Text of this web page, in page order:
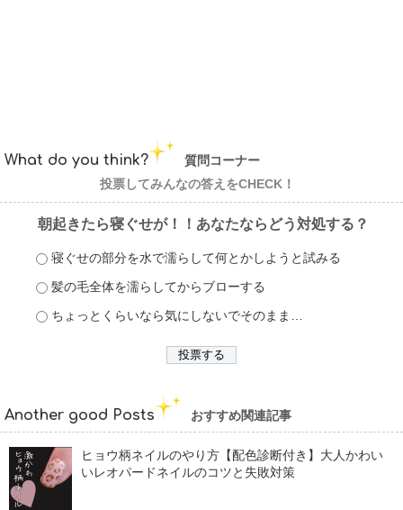
What do you think?
質問コーナー
投票してみんなの答えをCHECK！
朝起きたら寝ぐせが！！あなたならどう対処する？
寝ぐせの部分を水で濡らして何とかしようと試みる
髪の毛全体を濡らしてからブローする
ちょっとくらいなら気にしないでそのまま…
Another good Posts おすすめ関連記事
ヒョウ柄ネイルのやり方【配色診断付き】大人かわい
いレオパードネイルのコツと失敗対策